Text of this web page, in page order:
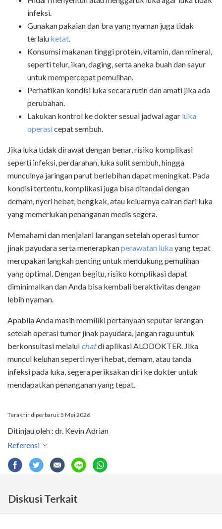
infeksi.
Gunakan pakaian dan bra yang nyaman juga tidak
terlalu ketat.
Konsumsi makanan tinggi protein, vitamin, dan mineral,
seperti telur, ikan, daging, serta aneka buah dan sayur
untuk mempercepat pemulihan.
Perhatikan kondisi luka secara rutin dan amati jika ada
perubahan.
Lakukan kontrol ke dokter sesuai jadwal agar luka
operasicepat sembuh.
Jika luka tidak dirawat dengan benar, risiko komplikasi
seperti infeksi, perdarahan, luka sulit sembuh, hingga
munculnya jaringan parut berlebihan dapat meningkat. Pada
kondisi tertentu, komplikasi juga bisa ditandai dengan
demam, nyeri hebat, bengkak, atau keluarnya cairan dari luka
yang memerlukan penanganan medis segera.
Memahami dan menjalani larangan setelah operasi tumor
jinak payudara serta menerapkanperawatan lukayang tepat
merupakan langkah penting untuk mendukung pemulihan
yang optimal. Dengan begitu, risiko komplikasi dapat
diminimalkan dan Anda bisa kembali beraktivitas dengan
lebih nyaman.
Apabila Anda masih memiliki pertanyaan seputar larangan
setelah operasi tumor jinak payudara, jangan ragu untuk
berkonsultasi melalui chatdi aplikasi ALODOKTER. Jika
muncul keluhan seperti nyeri hebat, demam, atau tanda
infeksi pada luka, segera periksakan diri ke dokter untuk
mendapatkan penanganan yang tepat.
Terakhir diperbarui: 5 Mei 2026